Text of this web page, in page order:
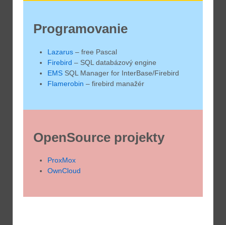
Programovanie
Lazarus – free Pascal
Firebird – SQL databázový engine
EMS SQL Manager for InterBase/Firebird
Flamerobin – firebird manažér
OpenSource projekty
ProxMox
OwnCloud